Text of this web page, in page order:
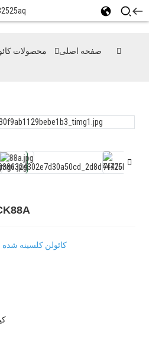
صفحه اصلی
محصولات
کائولن کلسینه